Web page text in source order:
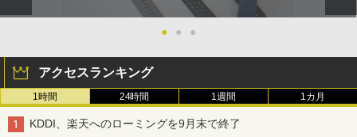
● ● ●
アクセスランキング
1時間 24時間 1週間 1カ月
KDDI、楽天へのローミングを9月末で終了